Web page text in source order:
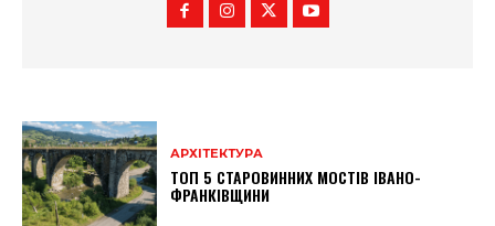
АРХІТЕКТУРА
ТОП 5 СТАРОВИННИХ МОСТІВ ІВАНО-
ФРАНКІВЩИНИ